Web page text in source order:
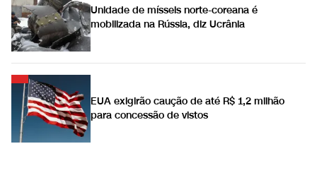
Unidade de mísseis norte-coreana é
mobilizada na Rússia, diz Ucrânia
EUA exigirão caução de até R$ 1,2 milhão
para concessão de vistos